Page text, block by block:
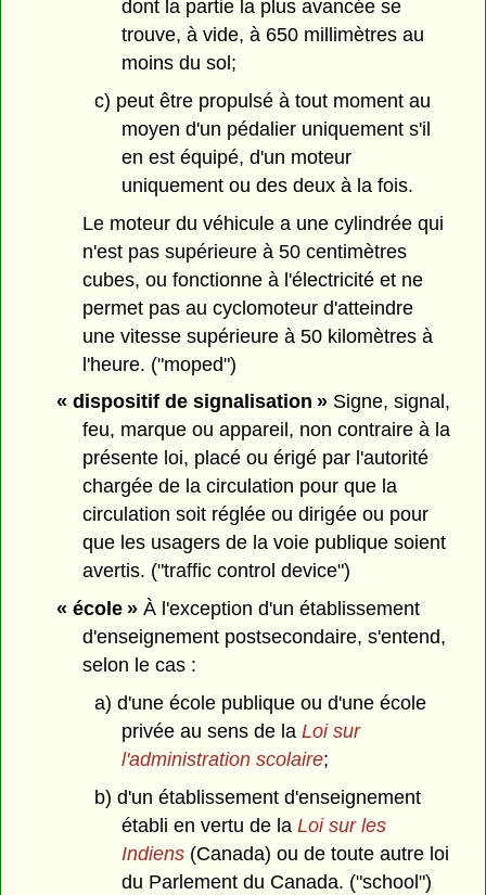
dont la partie la plus avancée se
trouve, à vide, à 650 millimètres au
moins du sol;
c) peut être propulsé à tout moment au
moyen d'un pédalier uniquement s'il
en est équipé, d'un moteur
uniquement ou des deux à la fois.
Le moteur du véhicule a une cylindrée qui
n'est pas supérieure à 50 centimètres
cubes, ou fonctionne à l'électricité et ne
permet pas au cyclomoteur d'atteindre
une vitesse supérieure à 50 kilomètres à
l'heure. ("moped")
« dispositif de signalisation »Signe, signal,
feu, marque ou appareil, non contraire à la
présente loi, placé ou érigé par l'autorité
chargée de la circulation pour que la
circulation soit réglée ou dirigée ou pour
que les usagers de la voie publique soient
avertis. ("traffic control device")
« école »À l'exception d'un établissement
d'enseignement postsecondaire, s'entend,
selon le cas :
a) d'une école publique ou d'une école
privée au sens de la Loi sur
l'administration scolaire;
b) d'un établissement d'enseignement
établi en vertu de la Loi sur les
Indiens(Canada) ou de toute autre loi
du Parlement du Canada. ("school")